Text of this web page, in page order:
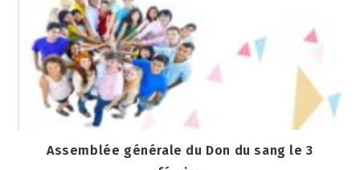
Assemblée générale du Don du sang le 3